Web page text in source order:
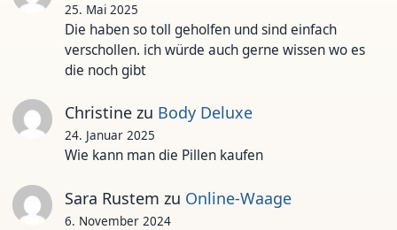
25. Mai 2025
Die haben so toll geholfen und sind einfach
verschollen. ich würde auch gerne wissen wo es
die noch gibt
Christinezu Body Deluxe
24. Januar 2025
Wie kann man die Pillen kaufen
Sara Rustem zu Online-Waage
6. November 2024